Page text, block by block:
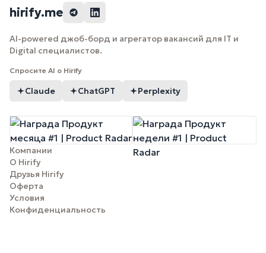
hirify.me
AI-powered джоб-борд и агрегатор вакансий для IT и
Digital специалистов.
Спросите AI о Hirify
Claude ChatGPT Perplexity
Компании
О Hirify
Друзья Hirify
Оферта
Условия
Конфиденциальность